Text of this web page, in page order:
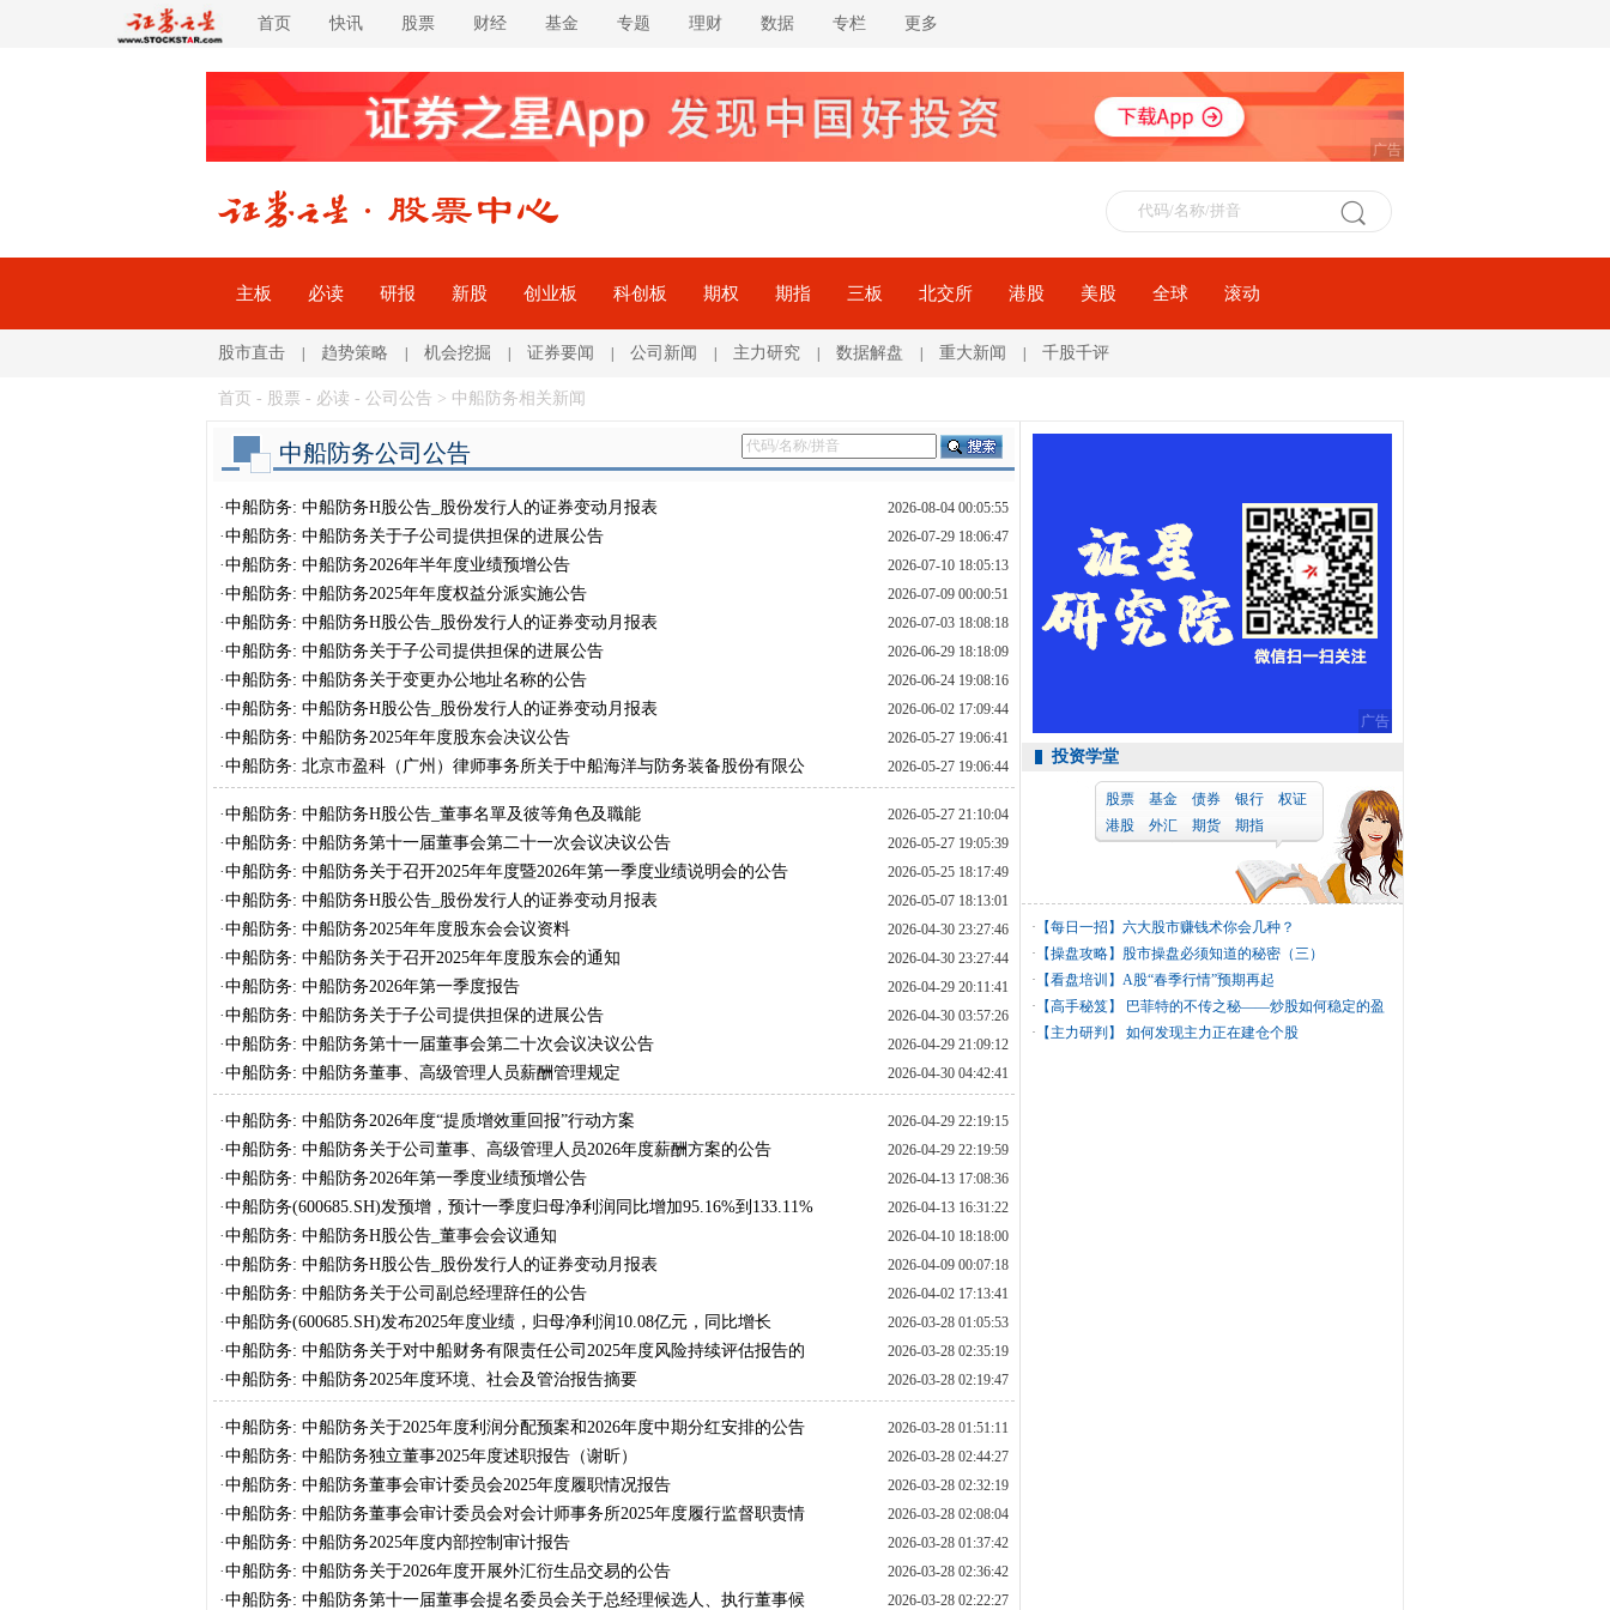
首页 快讯 股票 财经 基金 专题 理财 数据 专栏 更多
广告
主板 必读 研报 新股 创业板 科创板 期权 期指 三板 北交所 港股 美股 全球 滚动
股市直击 趋势策略 机会挖掘 证券要闻 公司新闻 主力研究 数据解盘 重大新闻 千股千评
首页 - 股票 - 必读 - 公司公告 > 中船防务相关新闻
中船防务公司公告
·中船防务: 中船防务H股公告_股份发行人的证券变动月报表 2026-08-04 00:05:55
·中船防务: 中船防务关于子公司提供担保的进展公告 2026-07-29 18:06:47
·中船防务: 中船防务2026年半年度业绩预增公告 2026-07-10 18:05:13
·中船防务: 中船防务2025年年度权益分派实施公告 2026-07-09 00:00:51
·中船防务: 中船防务H股公告_股份发行人的证券变动月报表 2026-07-03 18:08:18
·中船防务: 中船防务关于子公司提供担保的进展公告 2026-06-29 18:18:09
·中船防务: 中船防务关于变更办公地址名称的公告 2026-06-24 19:08:16
·中船防务: 中船防务H股公告_股份发行人的证券变动月报表 2026-06-02 17:09:44
·中船防务: 中船防务2025年年度股东会决议公告 2026-05-27 19:06:41
·中船防务: 北京市盈科（广州）律师事务所关于中船海洋与防务装备股份有限公
2026-05-27 19:06:44
·中船防务: 中船防务H股公告_董事名單及彼等角色及職能 2026-05-27 21:10:04
·中船防务: 中船防务第十一届董事会第二十一次会议决议公告 2026-05-27 19:05:39
·中船防务: 中船防务关于召开2025年年度暨2026年第一季度业绩说明会的公告 2026-05-25 18:17:49
·中船防务: 中船防务H股公告_股份发行人的证券变动月报表 2026-05-07 18:13:01
·中船防务: 中船防务2025年年度股东会会议资料 2026-04-30 23:27:46
·中船防务: 中船防务关于召开2025年年度股东会的通知 2026-04-30 23:27:44
·中船防务: 中船防务2026年第一季度报告 2026-04-29 20:11:41
·中船防务: 中船防务关于子公司提供担保的进展公告 2026-04-30 03:57:26
·中船防务: 中船防务第十一届董事会第二十次会议决议公告 2026-04-29 21:09:12
·中船防务: 中船防务董事、高级管理人员薪酬管理规定 2026-04-30 04:42:41
·中船防务: 中船防务2026年度“提质增效重回报”行动方案 2026-04-29 22:19:15
·中船防务: 中船防务关于公司董事、高级管理人员2026年度薪酬方案的公告 2026-04-29 22:19:59
·中船防务: 中船防务2026年第一季度业绩预增公告 2026-04-13 17:08:36
·中船防务(600685.SH)发预增，预计一季度归母净利润同比增加95.16%到133.11% 2026-04-13 16:31:22
·中船防务: 中船防务H股公告_董事会会议通知 2026-04-10 18:18:00
·中船防务: 中船防务H股公告_股份发行人的证券变动月报表 2026-04-09 00:07:18
·中船防务: 中船防务关于公司副总经理辞任的公告 2026-04-02 17:13:41
·中船防务(600685.SH)发布2025年度业绩，归母净利润10.08亿元，同比增长
167.26%
2026-03-28 01:05:53
·中船防务: 中船防务关于对中船财务有限责任公司2025年度风险持续评估报告的
公告
2026-03-28 02:35:19
·中船防务: 中船防务2025年度环境、社会及管治报告摘要 2026-03-28 02:19:47
·中船防务: 中船防务关于2025年度利润分配预案和2026年度中期分红安排的公告 2026-03-28 01:51:11
·中船防务: 中船防务独立董事2025年度述职报告（谢昕） 2026-03-28 02:44:27
·中船防务: 中船防务董事会审计委员会2025年度履职情况报告 2026-03-28 02:32:19
·中船防务: 中船防务董事会审计委员会对会计师事务所2025年度履行监督职责情
况报告
2026-03-28 02:08:04
·中船防务: 中船防务2025年度内部控制审计报告 2026-03-28 01:37:42
·中船防务: 中船防务关于2026年度开展外汇衍生品交易的公告 2026-03-28 02:36:42
·中船防务: 中船防务第十一届董事会提名委员会关于总经理候选人、执行董事候
2026-03-28 02:22:27
广告
投资学堂
股票 基金 债券 银行
权证
港股
外汇 期货 期指
· 【每日一招】 六大股市赚钱术你会几种？
· 【操盘攻略】 股市操盘必须知道的秘密（三）
· 【看盘培训】 A股“春季行情”预期再起
· 【高手秘笈】
巴菲特的不传之秘——炒股如何稳定的盈
利
· 【主力研判】 如何发现主力正在建仓个股